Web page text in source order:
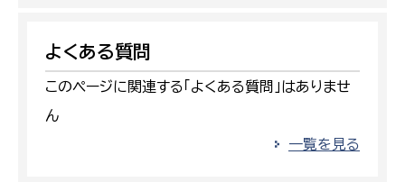
よくある質問
このページに関連する「よくある質問」はありませ
ん
一覧を見る